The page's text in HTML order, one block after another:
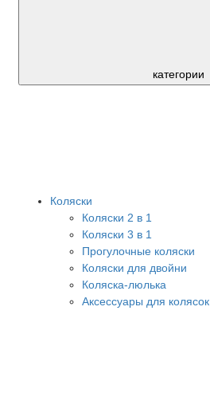
категории
Коляски
Коляски 2 в 1
Коляски 3 в 1
Прогулочные коляски
Коляски для двойни
Коляска-люлька
Аксессуары для колясок